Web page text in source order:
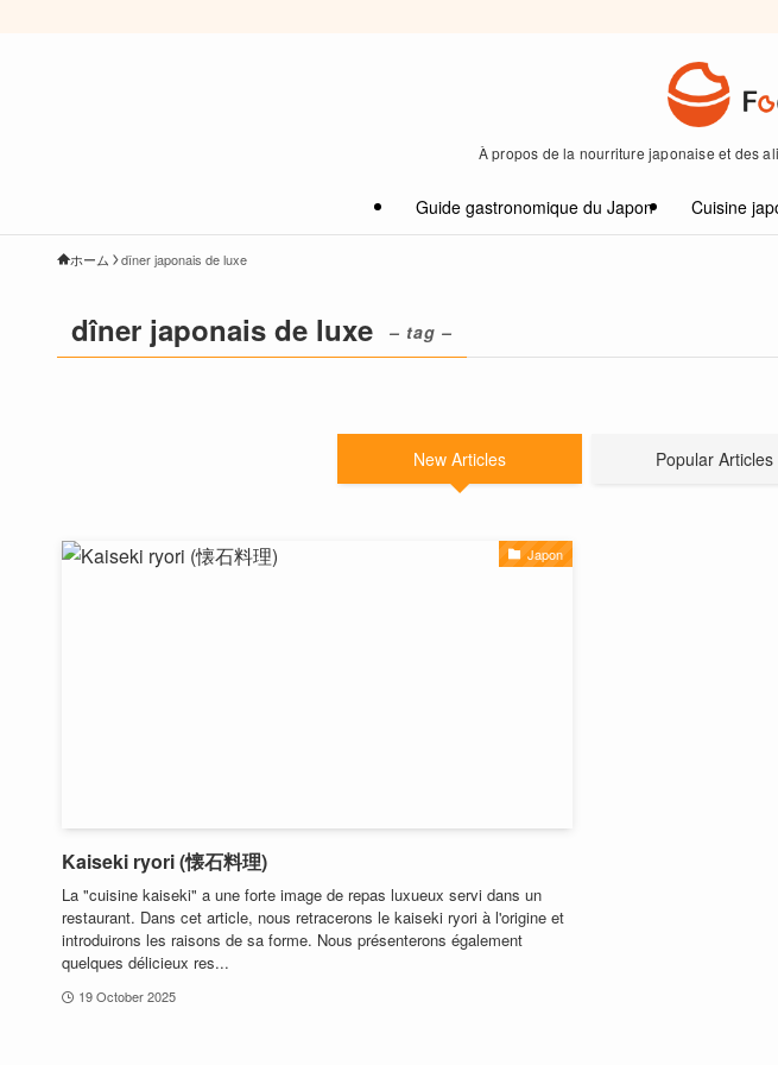
À propos de la nourriture japonaise et des
Guide gastronomique du Japon Cuisine
ホーム dîner japonais de luxe
dîner japonais de luxe – tag –
New Articles Popular Articles
Japon
Kaiseki ryori (懐石料理)
La "cuisine kaiseki" a une forte image de repas luxueux servi dans un
restaurant. Dans cet article, nous retracerons le kaiseki ryori à l'origine et
introduirons les raisons de sa forme. Nous présenterons également
quelques délicieux res...
19 October 2025